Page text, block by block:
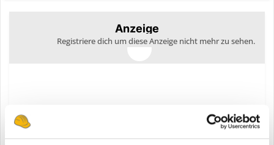
Anzeige
Registriere dich um diese Anzeige nicht mehr zu sehen.